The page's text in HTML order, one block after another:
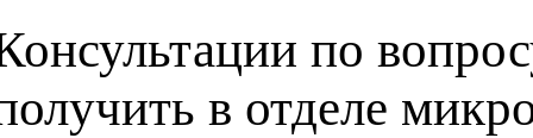
по
в отделе